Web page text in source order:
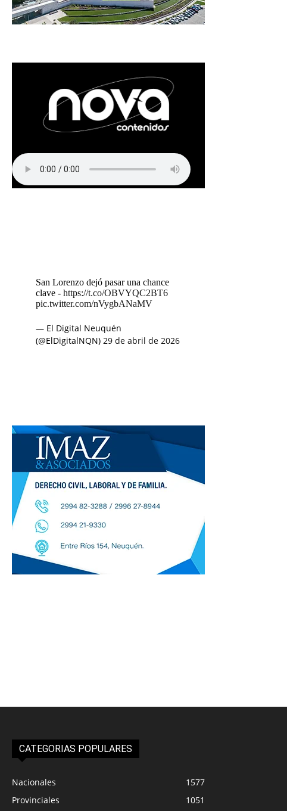
San Lorenzo dejó pasar una chance
clave - https://t.co/OBVYQC2BT6
pic.twitter.com/nVygbANaMV
— El Digital Neuquén
(@ElDigitalNQN) 29 de abril de 2026
CATEGORIAS POPULARES
Nacionales
1577
Provinciales
1051